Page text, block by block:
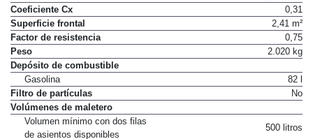
Vía trasera
1.650 mm
Coeficiente Cx
0,31
Superficie frontal
2,41 m²
Factor de resistencia
0,75
Peso
Depósito de combustible
Gasolina
82 l
Filtro de partículas
Volúmenes de maletero
Volumen mínimo con dos filas